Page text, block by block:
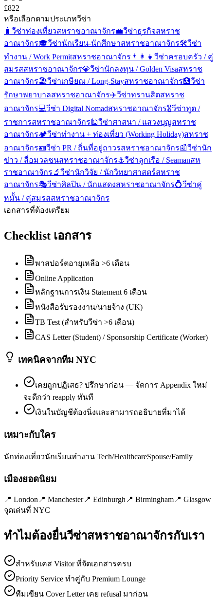
£822
หรือเลือกตามประเภทวีซ่า
🧳 วีซ่าท่องเที่ยวสหราชอาณาจักร💼วีซ่าธุรกิจสหราช
อาณาจักร🎓วีซ่านักเรียน-นักศึกษาสหราชอาณาจักร🛠️วีซ่า
ทำงาน / Work Permitสหราชอาณาจักร 👨‍👩‍👧 วีซ่าครอบครัว / คู่
สมรสสหราชอาณาจักร💎วีซ่านักลงทุน / Golden Visaสหราช
อาณาจักร🏖️วีซ่าเกษียณ / Long-Stayสหราชอาณาจักร🏥วีซ่า
รักษาพยาบาลสหราชอาณาจักร✈️วีซ่าทรานสิตสหราช
อาณาจักร💻วีซ่า Digital Nomadสหราชอาณาจักร🎖️วีซ่าทูต /
ราชการสหราชอาณาจักร 🕌วีซ่าศาสนา / แสวงบุญสหราช
อาณาจักร🏕️วีซ่าทำงาน + ท่องเที่ยว (Working Holiday)สหราช
อาณาจักร🪪วีซ่า PR / ถิ่นที่อยู่ถาวรสหราชอาณาจักร📰วีซ่านัก
ข่าว / สื่อมวลชนสหราชอาณาจักร⚓วีซ่าลูกเรือ / Seamanสห
ราชอาณาจักร 🔬 วีซ่านักวิจัย / นักวิทยาศาสตร์สหราช
อาณาจักร🎭วีซ่าศิลปิน / นักแสดงสหราชอาณาจักร💍วีซ่าคู่
หมั้น / คู่สมรสสหราชอาณาจักร
เอกสารที่ต้องเตรียม
Checklist เอกสาร
พาสปอร์ตอายุเหลือ >6 เดือน
Online Application
หลักฐานการเงิน Statement 6 เดือน
หนังสือรับรองงาน/นายจ้าง (UK)
TB Test (สำหรับวีซ่า >6 เดือน)
CAS Letter (Student) / Sponsorship Certificate (Worker)
เทคนิคจากทีม NYC
เคยถูกปฏิเสธ? ปรึกษาก่อน — จัดการ Appendix ใหม่
จะดีกว่า reapply ทันที
เงินในบัญชีต้องนิ่งและสามารถอธิบายที่มาได้
เหมาะกับใคร
นักท่องเที่ยวนักเรียนทำงาน Tech/HealthcareSpouse/Family
เมืองยอดนิยม
📍 London 📍 Manchester📍 Edinburgh 📍 Birmingham 📍 Glasgow
จุดเด่นที่ NYC
ทำไมต้องยื่นวีซ่าสหราชอาณาจักรกับเรา
สำหรับเคส Visitor ที่จัดเอกสารครบ
Priority Service ทำคู่กับ Premium Lounge
ทีมเขียน Cover Letter เคย refusal มาก่อน